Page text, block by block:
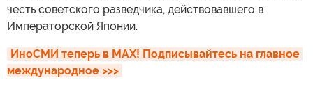
честь советского разведчика, действовавшего в
Императорской Японии.
ИноСМИ теперь в MAX! Подписывайтесь на главное
международное >>>